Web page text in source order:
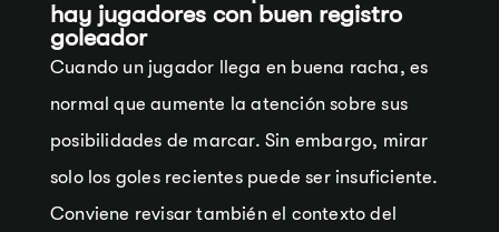
hay jugadores con buen registro
goleador
Cuando un jugador llega en buena racha, es
normal que aumente la atención sobre sus
posibilidades de marcar. Sin embargo, mirar
solo los goles recientes puede ser insuficiente.
Conviene revisar también el contexto del